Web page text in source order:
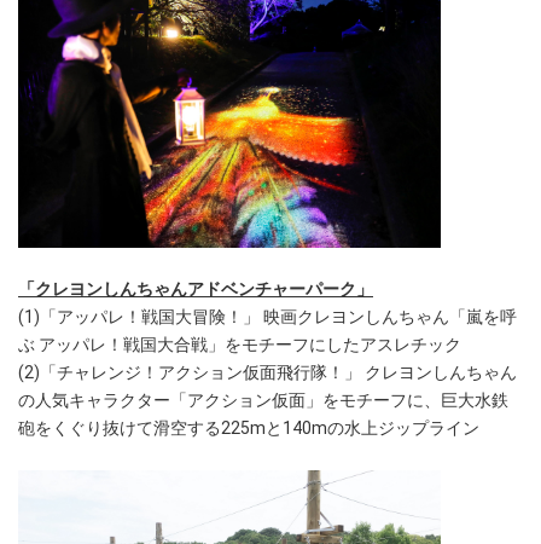
「クレヨンしんちゃんアドベンチャーパーク」
(1)「アッパレ！戦国大冒険！」 映画クレヨンしんちゃん「嵐を呼
ぶ アッパレ！戦国大合戦」をモチーフにしたアスレチック
(2)「チャレンジ！アクション仮面飛行隊！」 クレヨンしんちゃん
の人気キャラクター「アクション仮面」をモチーフに、巨大水鉄
砲をくぐり抜けて滑空する225mと140mの水上ジップライン